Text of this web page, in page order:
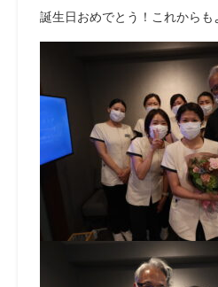
誕生日おめでとう！これからも